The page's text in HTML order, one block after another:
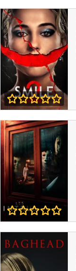
Heretic
Smile 2
Les Intrus